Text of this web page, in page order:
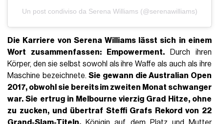
Un post condiviso da Serena Williams (@serenawilliams)
Die Karriere von Serena Williams lässt sich in einem
Wort zusammenfassen: Empowerment. Durch ihren
Körper, den sie selbst sowohl als ihre Waffe als auch als ihre
Maschine bezeichnete.Sie gewann dieAustralian Open
2017, obwohl sie bereits im zweiten Monat schwanger
war. Sie ertrug in Melbourne vierzig Grad Hitze, ohne
zu zucken, und übertraf Steffi Grafs Rekord von 22
Grand-Slam-Titeln. Königin auf dem Platz und Mutter